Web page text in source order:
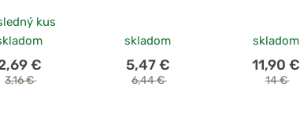
kus
€
3,16 €
skladom
5,47 €
6,44 €
skladom
11,90 €
14 €